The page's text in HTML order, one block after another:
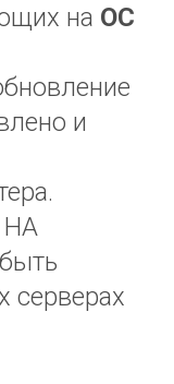
на ОС
и
серверах